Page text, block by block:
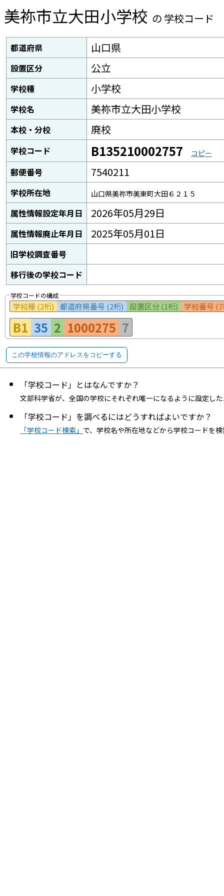
美祢市立大田小学校 の 学校コード
都道府県 山口県
設置区分 公立
学校種 小学校
学校名 美祢市立大田小学校
本校・分校 廃校
学校コード B135210002757 コピー
郵便番号 7540211
学校所在地 山口県美祢市美東町大田６２１５
属性情報設定年月日 2026年05月29日
属性情報廃止年月日 2025年05月01日
旧学校調査番号
移行後の学校コード
学校コードの構成
学校種 (2桁) 都道府県番号 (2桁) 設置区分 (1桁) 学校番号
B1 35 2 1000275 7
この学校情報のアドレスをコピーする
「学校コード」とはなんですか？
文部科学省が、全国の学校にそれぞれ唯一になるように設定し
「学校コード」を調べるにはどうすればよいですか？
「学校コード検索」 で、学校名や所在地などから学校コードを